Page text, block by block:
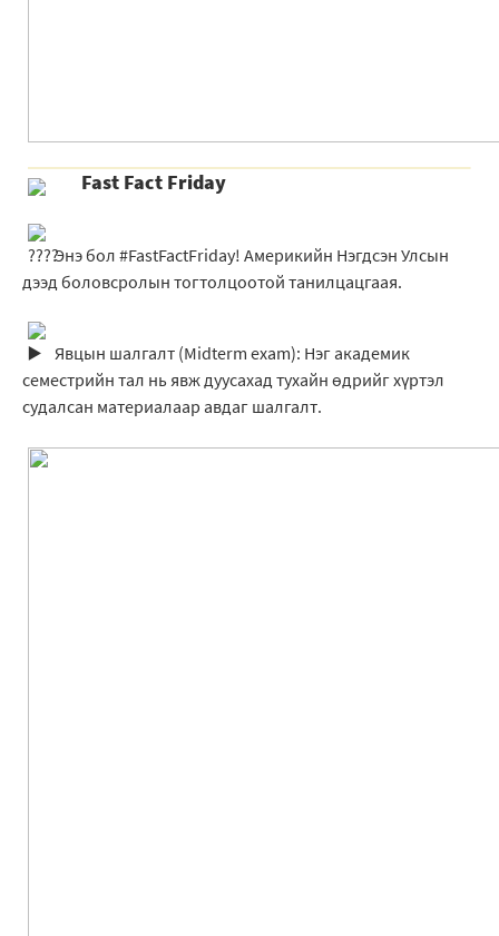
Fast Fact Friday
Энэ бол #FastFactFriday! Америкийн Нэгдсэн Улсын
дээд боловсролын тогтолцоотой танилцацгаая.
Явцын шалгалт (Midterm exam): Нэг академик
семестрийн тал нь явж дуусахад тухайн өдрийг хүртэл
судалсан материалаар авдаг шалгалт.